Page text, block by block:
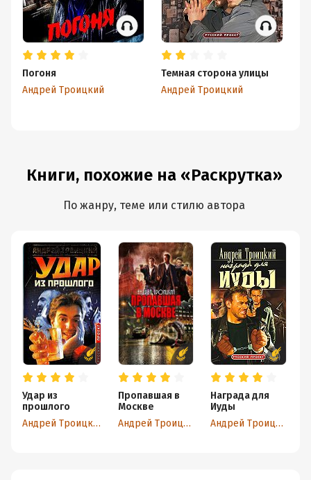
Погоня
Андрей Троицкий
Темная сторона улицы
Андрей Троицкий
Книги, похожие на «Раскрутка»
По жанру, теме или стилю автора
Удар из
прошлого
Андрей Троицкий
Пропавшая в
Москве
Андрей Троицкий
Награда для
Иуды
Андрей Троицкий